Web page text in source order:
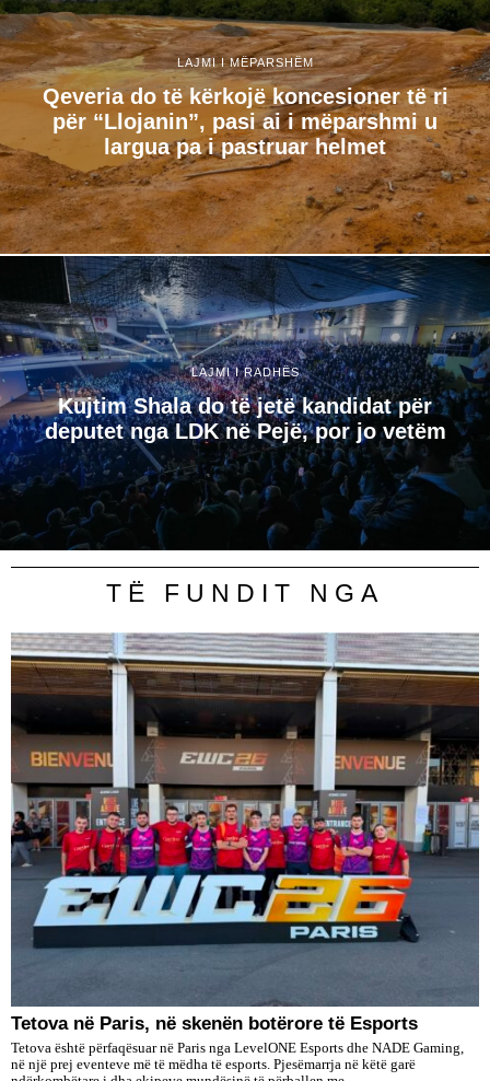
LAJMI I MËPARSHËM
Qeveria do të kërkojë koncesioner të ri
për “Llojanin”, pasi ai i mëparshmi u
largua pa i pastruar helmet
LAJMI I RADHËS
Kujtim Shala do të jetë kandidat për
deputet nga LDK në Pejë, por jo vetëm
TË FUNDIT NGA
Tetova në Paris, në skenën botërore të Esports
Tetova është përfaqësuar në Paris nga LevelONE Esports dhe NADE Gaming,
në një prej eventeve më të mëdha të esports. Pjesëmarrja në këtë garë